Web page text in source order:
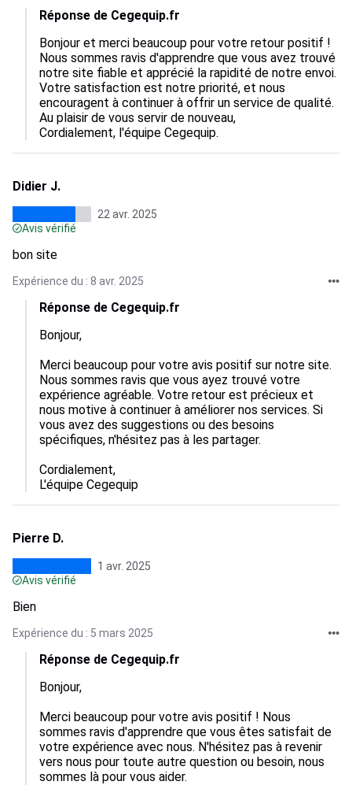
Réponse de Cegequip.fr
Bonjour et merci beaucoup pour votre retour positif !
Nous sommes ravis d'apprendre que vous avez trouvé
notre site fiable et apprécié la rapidité de notre envoi.
Votre satisfaction est notre priorité, et nous
encouragent à continuer à offrir un service de qualité.
Au plaisir de vous servir de nouveau,
Cordialement, l'équipe Cegequip.
Didier J.
22 avr. 2025
Avis vérifié
bon site
Expérience du : 8 avr. 2025
Réponse de Cegequip.fr
Bonjour,
Merci beaucoup pour votre avis positif sur notre site.
Nous sommes ravis que vous ayez trouvé votre
expérience agréable. Votre retour est précieux et
nous motive à continuer à améliorer nos services. Si
vous avez des suggestions ou des besoins
spécifiques, n'hésitez pas à les partager.
Cordialement,
L'équipe Cegequip
Pierre D.
1 avr. 2025
Avis vérifié
Bien
Expérience du : 5 mars 2025
Réponse de Cegequip.fr
Bonjour,
Merci beaucoup pour votre avis positif ! Nous
sommes ravis d'apprendre que vous êtes satisfait de
votre expérience avec nous. N'hésitez pas à revenir
vers nous pour toute autre question ou besoin, nous
sommes là pour vous aider.